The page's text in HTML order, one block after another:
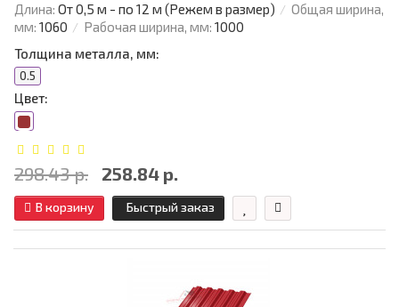
Длина: От 0,5 м - по 12 м (Режем в размер)
Общая ширина,
мм: 1060 Рабочая ширина, мм: 1000
Толщина металла, мм:
0.5
Цвет:
298.43 р. 258.84 р.
В корзину Быстрый заказ